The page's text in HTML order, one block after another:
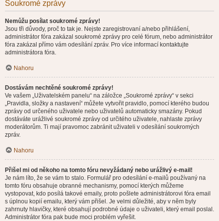
Soukromé zprávy
Nemůžu posílat soukromé zprávy!
Jsou tři důvody, proč to tak je. Nejste zaregistrovaní a/nebo přihlášení,
administrátor fóra zakázal soukromé zprávy pro celé fórum, nebo administrátor
fóra zakázal přímo vám odesílání zpráv. Pro více informací kontaktujte
administrátora fóra.
Nahoru
Dostávám nechtěné soukromé zprávy!
Ve vašem „Uživatelském panelu“ na záložce „Soukromé zprávy“ v sekci
„Pravidla, složky a nastavení“ můžete vytvořit pravidlo, pomocí kterého budou
zprávy od určeného uživatele nebo uživatelů automaticky smazány. Pokud
dostáváte urážlivé soukromé zprávy od určitého uživatele, nahlaste zprávy
moderátorům. Ti mají pravomoc zabránit uživateli v odesílání soukromých
zpráv.
Nahoru
Přišel mi od někoho na tomto fóru nevyžádaný nebo urážlivý e-mail!
Je nám líto, že se vám to stalo. Formulář pro odesílání e-mailů používaný na
tomto fóru obsahuje obranné mechanismy, pomocí kterých můžeme
vystopovat, kdo posílá takové emaily, proto pošlete administrátorovi fóra email
s úplnou kopií emailu, který vám přišel. Je velmi důležité, aby v něm byly
zahrnuty hlavičky, které obsahují podrobné údaje o uživateli, který email poslal.
Administrátor fóra pak bude moci problém vyřešit.